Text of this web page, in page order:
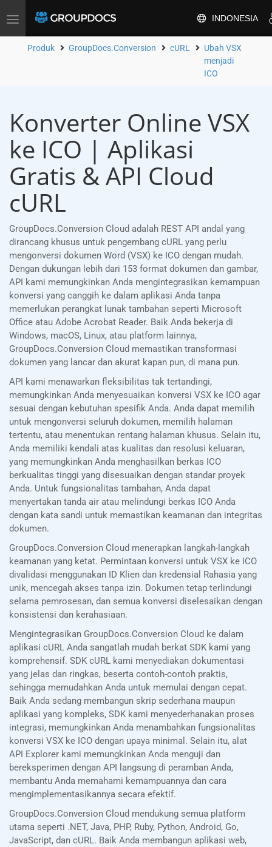
Alihkan
INDONESIA
Produk GroupDocs.Conversion cURL
Ubah VSX
menjadi
ICO
Konverter Online VSX
ke ICO | Aplikasi
Gratis & API Cloud
cURL
GroupDocs.Conversion Cloud adalah REST API andal yang
dirancang khusus untuk pengembang cURL yang perlu
mengonversi dokumen Word (VSX) ke ICO dengan mudah.
Dengan dukungan lebih dari 153 format dokumen dan gambar,
API kami memungkinkan Anda mengintegrasikan kemampuan
konversi yang canggih ke dalam aplikasi Anda tanpa
memerlukan perangkat lunak tambahan seperti Microsoft
Office atau Adobe Acrobat Reader. Baik Anda bekerja di
Windows, macOS, Linux, atau platform lainnya,
GroupDocs.Conversion Cloud memastikan transformasi
dokumen yang lancar dan akurat kapan pun, di mana pun.
API kami menawarkan fleksibilitas tak tertandingi,
memungkinkan Anda menyesuaikan konversi VSX ke ICO agar
sesuai dengan kebutuhan spesifik Anda. Anda dapat memilih
untuk mengonversi seluruh dokumen, memilih halaman
tertentu, atau menentukan rentang halaman khusus. Selain itu,
Anda memiliki kendali atas kualitas dan resolusi keluaran,
yang memungkinkan Anda menghasilkan berkas ICO
berkualitas tinggi yang disesuaikan dengan standar proyek
Anda. Untuk fungsionalitas tambahan, Anda dapat
menyertakan tanda air atau melindungi berkas ICO Anda
dengan kata sandi untuk memastikan keamanan dan integritas
dokumen.
GroupDocs.Conversion Cloud menerapkan langkah-langkah
keamanan yang ketat. Permintaan konversi untuk VSX ke ICO
divalidasi menggunakan ID Klien dan kredensial Rahasia yang
unik, mencegah akses tanpa izin. Dokumen tetap terlindungi
selama pemrosesan, dan semua konversi diselesaikan dengan
konsistensi dan kerahasiaan.
Mengintegrasikan GroupDocs.Conversion Cloud ke dalam
aplikasi cURL Anda sangatlah mudah berkat SDK kami yang
komprehensif. SDK cURL kami menyediakan dokumentasi
yang jelas dan ringkas, beserta contoh-contoh praktis,
sehingga memudahkan Anda untuk memulai dengan cepat.
Baik Anda sedang membangun skrip sederhana maupun
aplikasi yang kompleks, SDK kami menyederhanakan proses
integrasi, memungkinkan Anda menambahkan fungsionalitas
konversi VSX ke ICO dengan upaya minimal. Selain itu, alat
API Explorer kami memungkinkan Anda menguji dan
bereksperimen dengan API langsung di peramban Anda,
membantu Anda memahami kemampuannya dan cara
mengimplementasikannya secara efektif.
GroupDocs.Conversion Cloud mendukung semua platform
utama seperti .NET, Java, PHP, Ruby, Python, Android, Go,
JavaScript, dan cURL. Baik Anda membangun aplikasi web,